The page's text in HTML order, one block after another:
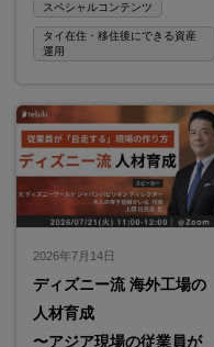
スペシャルコンテンツ
タイ在住・移住後にできる資産
運用
2026年7月14日
ディズニー流 海外工場の
人材育成
〜アジア現場の従業員が